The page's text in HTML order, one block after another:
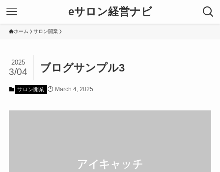
eサロン経営ナビ
ホーム サロン開業
ブログサンプル3
2025
3/04
サロン開業 March 4, 2025